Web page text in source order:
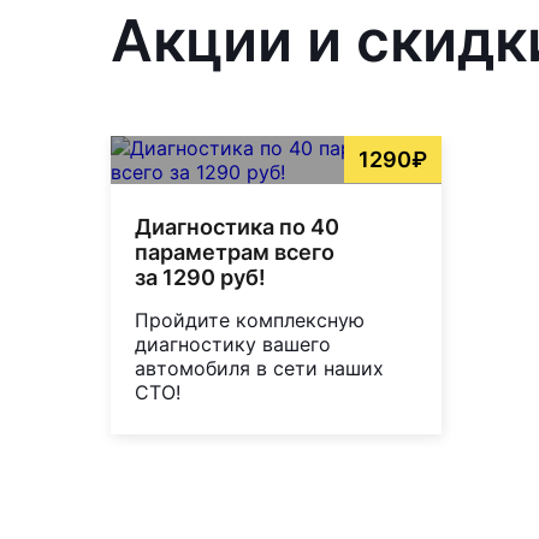
Акции и
1290₽
Диагностика по 40
параметрам всего
за 1290 руб!
Пройдите комплексную
диагностику вашего
автомобиля в сети наших
СТО!